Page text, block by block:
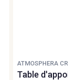
ATMOSPHERA
Table